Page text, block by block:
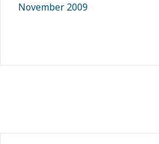
November 2009